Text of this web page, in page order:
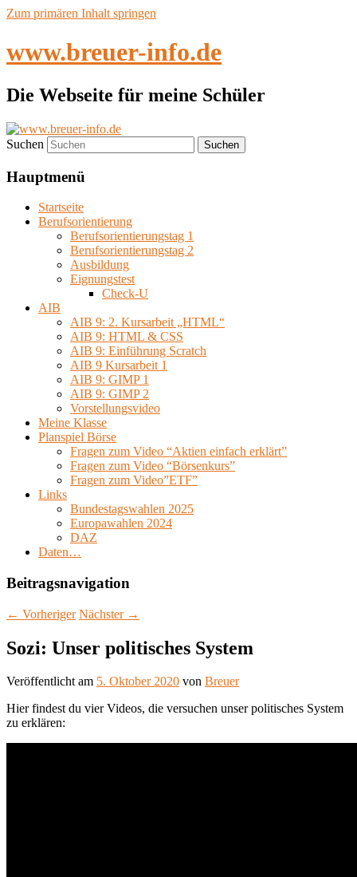
Zum primären Inhalt springen
www.breuer-info.de
Die Webseite für meine Schüler
Suchen
Hauptmenü
Startseite
Berufsorientierung
Berufsorientierungstag 1
Berufsorientierungstag 2
Ausbildung
Eignungstest
Check-U
AIB
AIB 9: 2. Kursarbeit „HTML“
AIB 9: HTML & CSS
AIB 9: Einführung Scratch
AIB 9 Kursarbeit 1
AIB 9: GIMP 1
AIB 9: GIMP 2
Vorstellungsvideo
Meine Klasse
Planspiel Börse
Fragen zum Video “Aktien einfach erklärt”
Fragen zum Video “Börsenkurs”
Fragen zum Video”ETF”
Links
Bundestagswahlen 2025
Europawahlen 2024
DAZ
Daten…
Beitragsnavigation
← Vorheriger Nächster →
Sozi: Unser politisches System
Veröffentlicht am 5. Oktober 2020 von Breuer
Hier findest du vier Videos, die versuchen unser politisches System
zu erklären: